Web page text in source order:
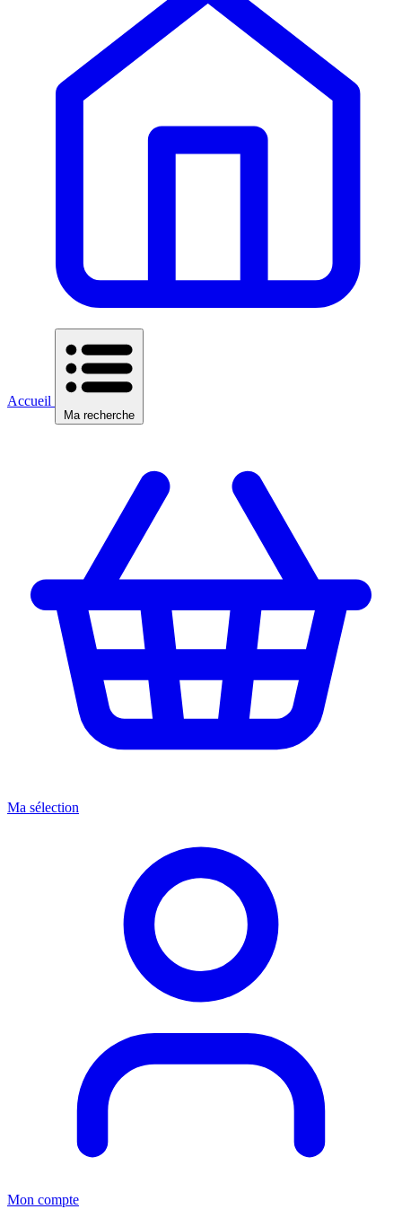
Accueil
Ma recherche
Ma sélection
Mon compte